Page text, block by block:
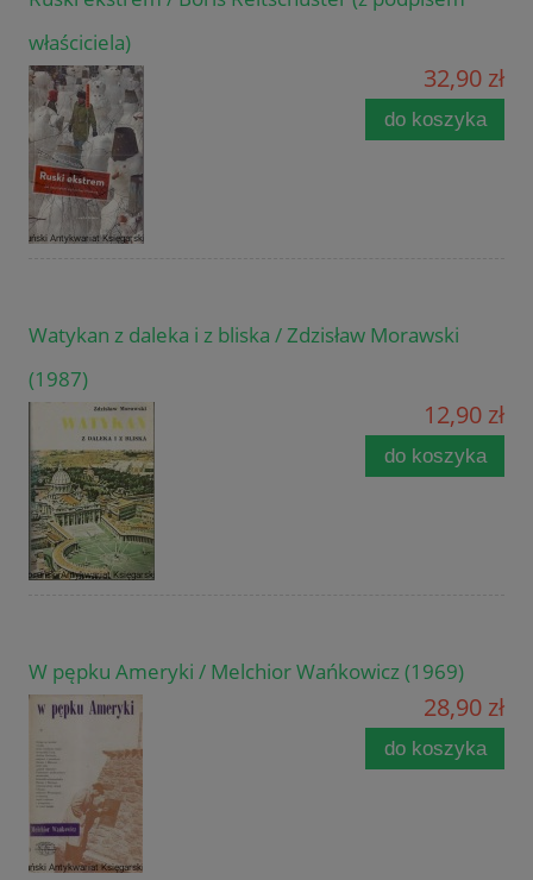
właściciela)
32,90 zł
do koszyka
Watykan z daleka i z bliska / Zdzisław Morawski
(1987)
12,90 zł
do koszyka
W pępku Ameryki / Melchior Wańkowicz (1969)
28,90 zł
do koszyka